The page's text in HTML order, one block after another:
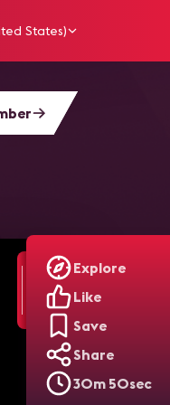
States)
Explore
Like
Save
Share
30m 50sec